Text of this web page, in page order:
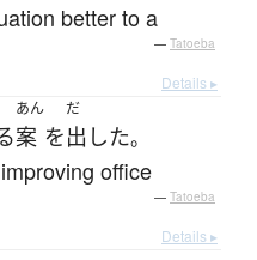
better to a
— Tatoeba
Details ▸
あん
案 を
だ
出した。
office
— Tatoeba
Details ▸